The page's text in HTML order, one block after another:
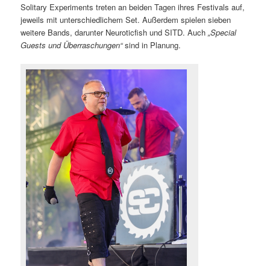
Solitary Experiments treten an beiden Tagen ihres Festivals auf,
jeweils mit unterschiedlichem Set. Außerdem spielen sieben
weitere Bands, darunter Neuroticfish und SITD. Auch„Special
Guests und Überraschungen“sind in Planung.